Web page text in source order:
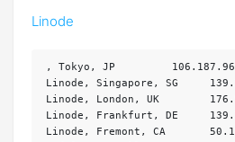
Linode
, Tokyo , JP 106.187 .
Linode , Singapore , SG
Linode , London , UK
Linode , Frankfurt , DE
Linode , Fremont , CA